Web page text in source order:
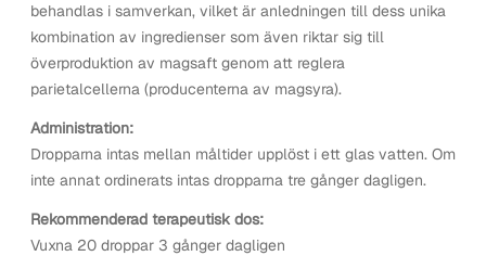
behandlas i samverkan, vilket är anledningen till dess unika
kombination av ingredienser som även riktar sig till
överproduktion av magsaft genom att reglera
parietalcellerna (producenterna av magsyra).
Administration:
Dropparna intas mellan måltider upplöst i ett glas vatten. Om
inte annat ordinerats intas dropparna tre gånger dagligen.
Rekommenderad terapeutisk dos:
Vuxna 20 droppar 3 gånger dagligen